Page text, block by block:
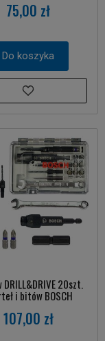
75,00 zł
Do koszyka
DRILL&DRIVE 20szt.
i bitów BOSCH
107,00 zł